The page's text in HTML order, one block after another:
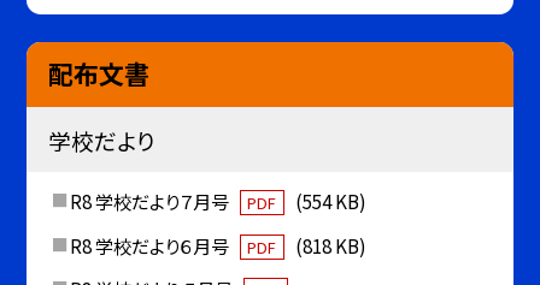
配布文書
学校だより
R8 学校だより７月号 PDF
(554 KB)
R8 学校だより６月号
PDF
(818 KB)